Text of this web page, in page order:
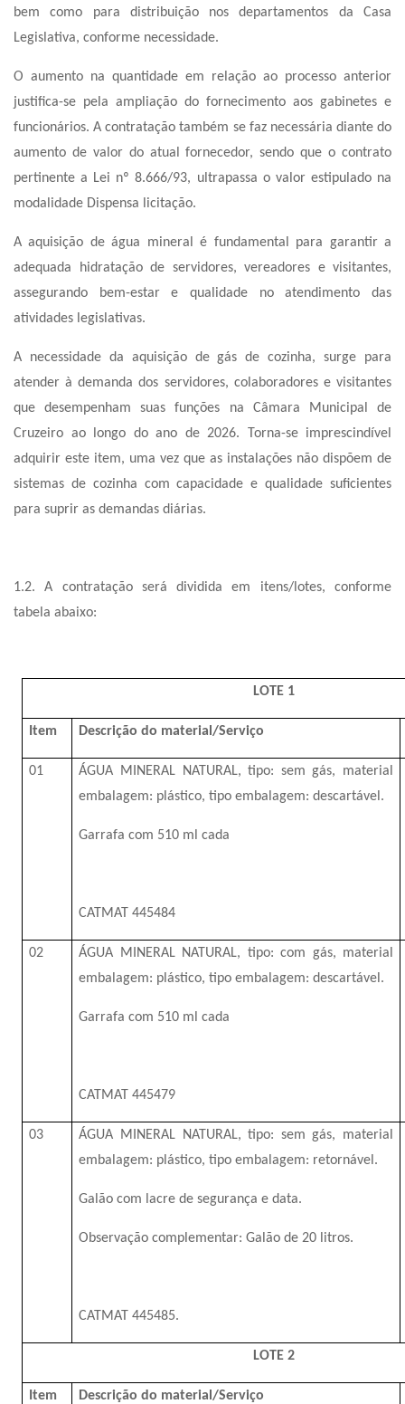
bem como para distribuição nos departamentos da Casa
Legislativa, conforme necessidade.
O aumento na quantidade em relação ao processo anterior
justifica-se pela ampliação do fornecimento aos gabinetes e
funcionários. A contratação também se faz necessária diante do
aumento de valor do atual fornecedor, sendo que o contrato
pertinente a Lei nº 8.666/93, ultrapassa o valor estipulado na
modalidade Dispensa licitação.
A aquisição de água mineral é fundamental para garantir a
adequada hidratação de servidores, vereadores e visitantes,
assegurando bem-estar e qualidade no atendimento das
atividades legislativas.
A necessidade da aquisição de gás de cozinha, surge para
atender à demanda dos servidores, colaboradores e visitantes
que desempenham suas funções na Câmara Municipal de
Cruzeiro ao longo do ano de 2026. Torna-se imprescindível
adquirir este item, uma vez que as instalações não dispõem de
sistemas de cozinha com capacidade e qualidade suficientes
para suprir as demandas diárias.
1.2. A contratação será dividida em itens/lotes, conforme
tabela abaixo:
LOTE 1
Item Descrição do material/Serviço
01
ÁGUA MINERAL NATURAL, tipo: sem gás, material
embalagem: plástico, tipo embalagem: descartável.
Garrafa com 510 ml cada
CATMAT 445484
02
ÁGUA MINERAL NATURAL, tipo: com gás, material
embalagem: plástico, tipo embalagem: descartável.
Garrafa com 510 ml cada
CATMAT 445479
03
ÁGUA MINERAL NATURAL, tipo: sem gás, material
embalagem: plástico, tipo embalagem: retornável.
Galão com lacre de segurança e data.
Observação complementar: Galão de 20 litros.
CATMAT 445485.
LOTE 2
Item Descrição do material/Serviço